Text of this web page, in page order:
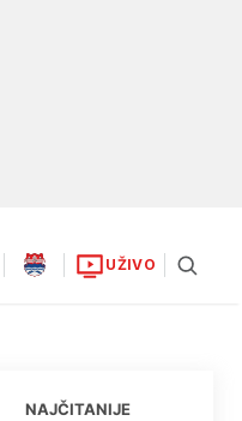
UŽIVO
NAJČITANIJE